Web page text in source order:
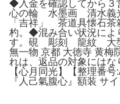
◆入金を確認してから３
心の輪 水墨画 清水義
「吉祥」 茶道具懐石茶
杓。◆混み合い状況によ
す。硯 彫刻 龍紋 大型
無一物 京都 大徳寺 黄梅
れは、返品の対象には
【心月同光】【整理番
『人己氣腹心』額装 サイ